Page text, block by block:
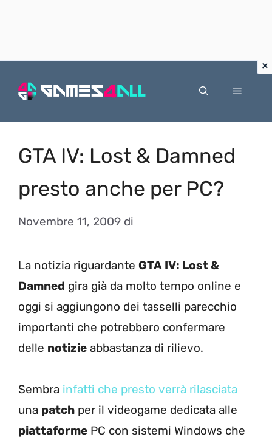
Menu
GTA IV: Lost & Damned
presto anche per PC?
Novembre 11, 2009 di
La notizia riguardante GTA IV: Lost &
Damned gira già da molto tempo online e
oggi si aggiungono dei tasselli parecchio
importanti che potrebbero confermare
delle notizie abbastanza di rilievo.
Sembra infatti che presto verrà rilasciata
una patch per il videogame dedicata alle
piattaforme PC con sistemi Windows che